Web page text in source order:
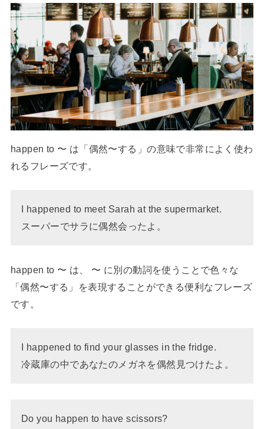
happen to 〜 は「偶然〜する」の意味で非常によく使わ
れるフレーズです。
I happened to meet Sarah at the supermarket.
スーパーでサラに偶然会ったよ。
happen to 〜 は、 〜 に別の動詞を使うことで色々な
「偶然〜する」を表現することができる便利なフレーズ
です。
I happened to find your glasses in the fridge.
冷蔵庫の中であなたのメガネを偶然見つけたよ。
Do you happen to have scissors?